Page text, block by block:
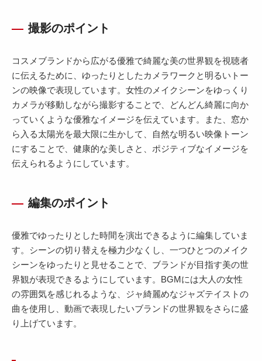
撮影のポイント
コスメブランドから広がる優雅で綺麗な美の世界観を視聴者
に伝えるために、ゆったりとしたカメラワークと明るいトー
ンの映像で表現しています。女性のメイクシーンをゆっくり
カメラが移動しながら撮影することで、どんどん綺麗に向か
っていくような優雅なイメージを伝えています。また、窓か
ら入る太陽光を最大限に生かして、自然な明るい映像トーン
にすることで、健康的な美しさと、ポジティブなイメージを
伝えられるようにしています。
編集のポイント
優雅でゆったりとした時間を演出できるように編集していま
す。シーンの切り替えを極力少なくし、一つひとつのメイク
シーンをゆったりと見せることで、ブランドが目指す美の世
界観が表現できるようにしています。BGMには大人の女性
の雰囲気を感じれるような、ジャ綺麗めなジャズテイストの
曲を使用し、動画で表現したいブランドの世界観をさらに盛
り上げています。